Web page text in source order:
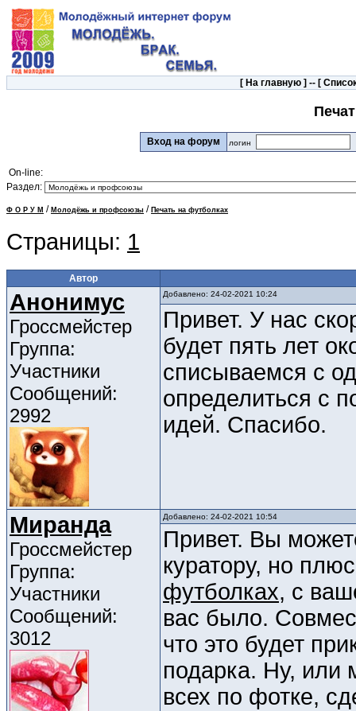
[ На главную] -- [
Вход на форум логин
On-line:
Раздел:
Ф О Р У М / Молодёжь и профсоюзы / Печать на футболках
Страницы: 1
Автор
Анонимус
Гроссмейстер
Группа:
Участники
Сообщений:
2992
Добавлено: 24-02-2021 10:24
Привет. У нас
будет пять лет
списываемся с
определиться с
идей. Спасибо.
Миранда
Гроссмейстер
Группа:
Участники
Сообщений:
3012
Добавлено: 24-02-2021 10:54
Привет. Вы
куратору, но
футболках, с
вас было.
что это будет
подарка. Ну, или
всех по фотке,